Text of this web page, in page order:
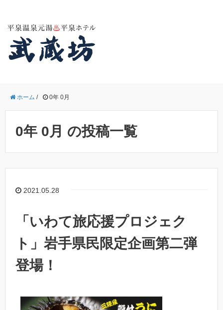
ホーム / 0年 0月
0年 0月 の投稿一覧
2021.05.28
「いわて旅応援プロジェク
ト」岩手県民限定企画第二弾
登場！